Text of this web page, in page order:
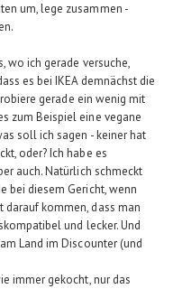
um, lege zusammen -
wo ich gerade versuche,
es bei IKEA demnächst die
gerade ein wenig mit
zum Beispiel eine vegane
soll ich sagen - keiner hat
oder? Ich habe es
auch. Natürlich schmeckt
bei diesem Gericht, wenn
kommen, dass man
und lecker. Und
Land im Discounter (und
immer gekocht, nur das